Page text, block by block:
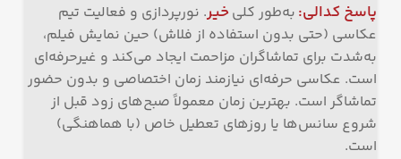
پاسخ کدالی: به‌طور کلیخیر. نورپردازی و فعالیت تیم
عکاسی (حتی بدون استفاده از فلاش) حین نمایش فیلم،
به‌شدت برای تماشاگران مزاحمت ایجاد می‌کند و غیرحرفه‌ای
است. عکاسی حرفه‌ای نیازمند زمان اختصاصی و بدون حضور
تماشاگر است. بهترین زمان معمولاً صبح‌های زود قبل از
شروع سانس‌ها یا روزهای تعطیل خاص (با هماهنگی)
است.